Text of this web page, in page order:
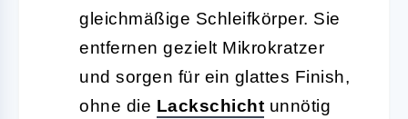
gleichmäßige Schleifkörper. Sie
entfernen gezielt Mikrokratzer
und sorgen für ein glattes Finish,
ohne die Lackschicht unnötig